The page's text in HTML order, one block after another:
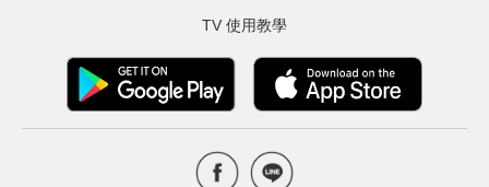
TV 使用教學